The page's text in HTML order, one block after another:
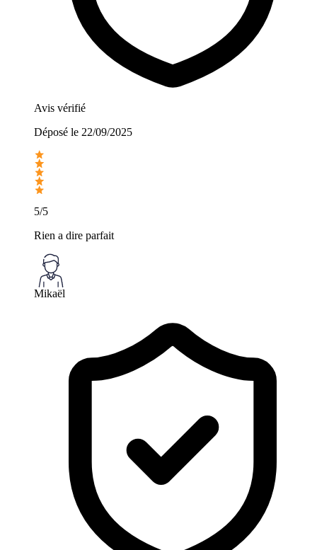
Avis vérifié
Déposé le 22/09/2025
5/5
Rien a dire parfait
Mikaël